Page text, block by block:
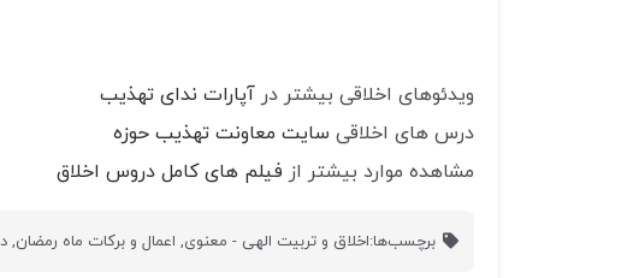
ویدئوهای اخلاقی بیشتر در آپارات ندای تهذیب
درس های اخلاقی سایت معاونت تهذیب حوزه
مشاهده موارد بیشتر از فیلم های کامل دروس اخلاق
برچسب‌ها:اخلاق و تربیت الهی - معنوی, اعمال و برکات ماه رمضان,